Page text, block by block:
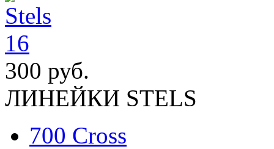
300 руб.
ЛИНЕЙКИ STELS
700 Cross